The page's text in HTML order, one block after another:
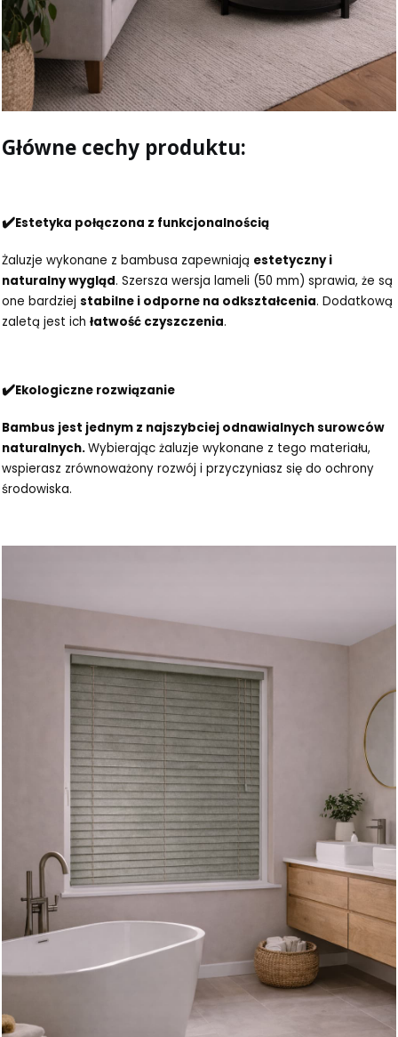
Główne cechy produktu:
✔️Estetyka połączona z funkcjonalnością
Żaluzje wykonane z bambusa zapewniają estetyczny i
naturalny wygląd. Szersza wersja lameli (50 mm) sprawia, że są
one bardziej stabilne i odporne na odkształcenia. Dodatkową
zaletą jest ich łatwość czyszczenia.
✔️Ekologiczne rozwiązanie
Bambus jest jednym z najszybciej odnawialnych surowców
naturalnych.Wybierając żaluzje wykonane z tego materiału,
wspierasz zrównoważony rozwój i przyczyniasz się do ochrony
środowiska.